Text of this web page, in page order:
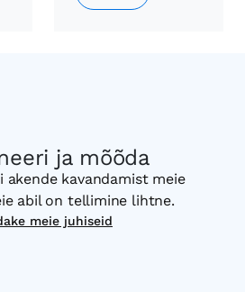
ja mõõda
akende kavandamist meie
abil on tellimine lihtne.
meie juhiseid